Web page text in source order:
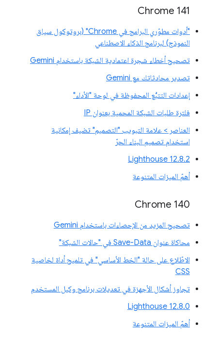
‫Chrome 141
"أدوات مطوّري البرامج في Chrome" (بروتوكول سياق
النموذج) لبرنامج الذكاء الاصطناعي
تصحيح أخطاء شجرة اعتمادية الشبكة باستخدام Gemini
تصدير محادثاتك مع Gemini
إعدادات التتبُّع المحفوظة في لوحة "الأداء"
فلترة طلبات الشبكة المحمية بعنوان IP
العناصر > علامة التبويب "التصميم" تضيف إمكانية
استخدام تصميم البناء الحرّ
‫Lighthouse 12.8.2
أهمّ الميزات المتنوعة
Chrome 140
تصحيح المزيد من الإحصاءات باستخدام Gemini
محاكاة عنوان Save-Data في "حالات الشبكة"
الاطّلاع على حالة "الخط الأساسي" في تلميح أداة لخاصية
CSS
تجاوز أشكال الأجهزة في تعديلات برنامج وكيل المستخدم
‫Lighthouse 12.8.0
أهمّ الميزات المتنوعة